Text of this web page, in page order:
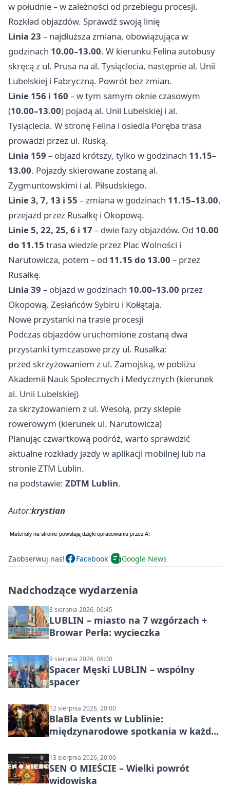
w południe – w zależności od przebiegu procesji.
Rozkład objazdów. Sprawdź swoją linię
Linia 23 – najdłuższa zmiana, obowiązująca w
godzinach 10.00–13.00. W kierunku Felina autobusy
skręcą z ul. Prusa na al. Tysiąclecia, następnie al. Unii
Lubelskiej i Fabryczną. Powrót bez zmian.
Linie 156 i 160 – w tym samym oknie czasowym
(10.00–13.00) pojadą al. Unii Lubelskiej i al.
Tysiąclecia. W stronę Felina i osiedla Poręba trasa
prowadzi przez ul. Ruską.
Linia 159 – objazd krótszy, tylko w godzinach 11.15–
13.00. Pojazdy skierowane zostaną al.
Zygmuntowskimi i al. Piłsudskiego.
Linie 3, 7, 13 i 55 – zmiana w godzinach 11.15–13.00,
przejazd przez Rusałkę i Okopową.
Linie 5, 22, 25, 6 i 17 – dwie fazy objazdów. Od 10.00
do 11.15 trasa wiedzie przez Plac Wolności i
Narutowicza, potem – od 11.15 do 13.00 – przez
Rusałkę.
Linia 39 – objazd w godzinach 10.00–13.00 przez
Okopową, Zesłańców Sybiru i Kołłątaja.
Nowe przystanki na trasie procesji
Podczas objazdów uruchomione zostaną dwa
przystanki tymczasowe przy ul. Rusałka:
przed skrzyżowaniem z ul. Zamojską, w pobliżu
Akademii Nauk Społecznych i Medycznych (kierunek
al. Unii Lubelskiej)
za skrzyżowaniem z ul. Wesołą, przy sklepie
rowerowym (kierunek ul. Narutowicza)
Planując czwartkową podróż, warto sprawdzić
aktualne rozkłady jazdy w aplikacji mobilnej lub na
stronie ZTM Lublin.
na podstawie: ZDTM Lublin.
Autor:krystian
Zaobserwuj nas! Facebook Google News
Nadchodzące wydarzenia
8 sierpnia 2026, 06:45
LUBLIN – miasto na 7 wzgórzach +
Browar Perła: wycieczka
9 sierpnia 2026, 08:00
Spacer Męski LUBLIN – wspólny
spacer
12 sierpnia 2026, 20:00
BlaBla Events w Lublinie:
międzynarodowe spotkania w każdą
13 sierpnia 2026, 20:00
SEN O MIEŚCIE – Wielki powrót
widowiska